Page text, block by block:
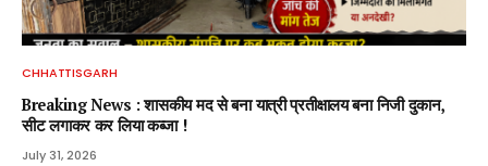
CHHATTISGARH
Breaking News : शासकीय मद से बना यात्री प्रतीक्षालय बना निजी दुकान,
सीट लगाकर कर लिया कब्जा !
July 31, 2026